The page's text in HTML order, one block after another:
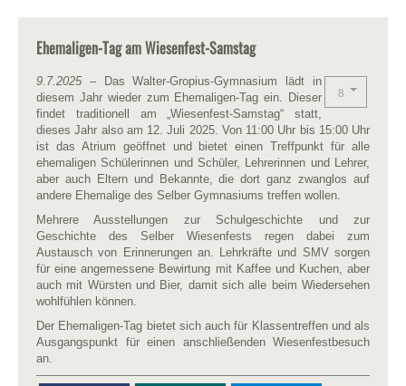
Ehemaligen-Tag am Wiesenfest-Samstag
9.7.2025 – Das Walter-Gropius-Gymnasium lädt in
diesem Jahr wieder zum Ehemaligen-Tag ein. Dieser
findet traditionell am „Wiesenfest-Samstag“ statt,
dieses Jahr also am 12. Juli 2025. Von 11:00 Uhr bis 15:00 Uhr
ist das Atrium geöffnet und bietet einen Treffpunkt für alle
ehemaligen Schülerinnen und Schüler, Lehrerinnen und Lehrer,
aber auch Eltern und Bekannte, die dort ganz zwanglos auf
andere Ehemalige des Selber Gymnasiums treffen wollen.
Mehrere Ausstellungen zur Schulgeschichte und zur
Geschichte des Selber Wiesenfests regen dabei zum
Austausch von Erinnerungen an. Lehrkräfte und SMV sorgen
für eine angemessene Bewirtung mit Kaffee und Kuchen, aber
auch mit Würsten und Bier, damit sich alle beim Wiedersehen
wohlfühlen können.
Der Ehemaligen-Tag bietet sich auch für Klassentreffen und als
Ausgangspunkt für einen anschließenden Wiesenfestbesuch
an.